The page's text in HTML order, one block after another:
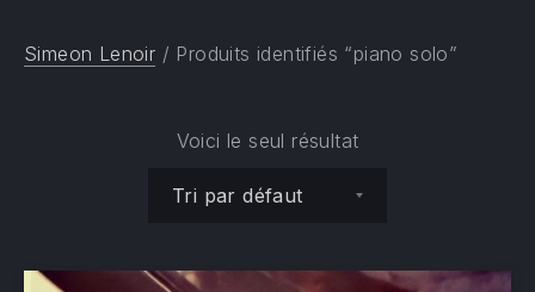
Simeon Lenoir / Produits identifiés “piano solo”
Voici le seul résultat